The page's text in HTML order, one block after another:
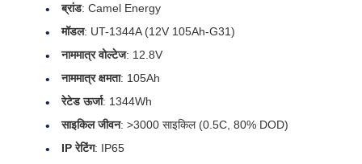
ब्रांड: Camel Energy
मॉडल: UT-1344A (12V 105Ah-G31)
नाममात्र वोल्टेज: 12.8V
नाममात्र क्षमता: 105Ah
रेटेड ऊर्जा: 1344Wh
साइकिल जीवन: >3000 साइकिल (0.5C, 80% DOD)
IP रेटिंग: IP65